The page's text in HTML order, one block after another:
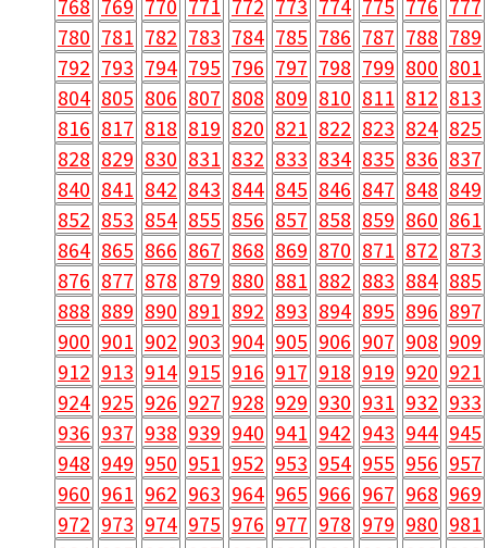
768 769 770 771 772 773 774 775 776 777
780 781 782 783 784 785 786 787 788 789
792 793 794 795 796 797 798 799 800 801
804 805 806 807 808 809 810 811 812 813
816 817 818 819 820 821 822 823 824 825
828 829 830 831 832 833 834 835 836 837
840 841 842 843 844 845 846 847 848 849
852 853 854 855 856 857 858 859 860 861
864 865 866 867 868 869 870 871 872 873
876 877 878 879 880 881 882 883 884 885
888 889 890 891 892 893 894 895 896 897
900 901 902 903 904 905 906 907 908 909
912 913 914 915 916 917 918 919 920 921
924 925 926 927 928 929 930 931 932 933
936 937 938 939 940 941 942 943 944 945
948 949 950 951 952 953 954 955 956 957
960 961 962 963 964 965 966 967 968 969
972 973 974 975 976 977 978 979 980 981